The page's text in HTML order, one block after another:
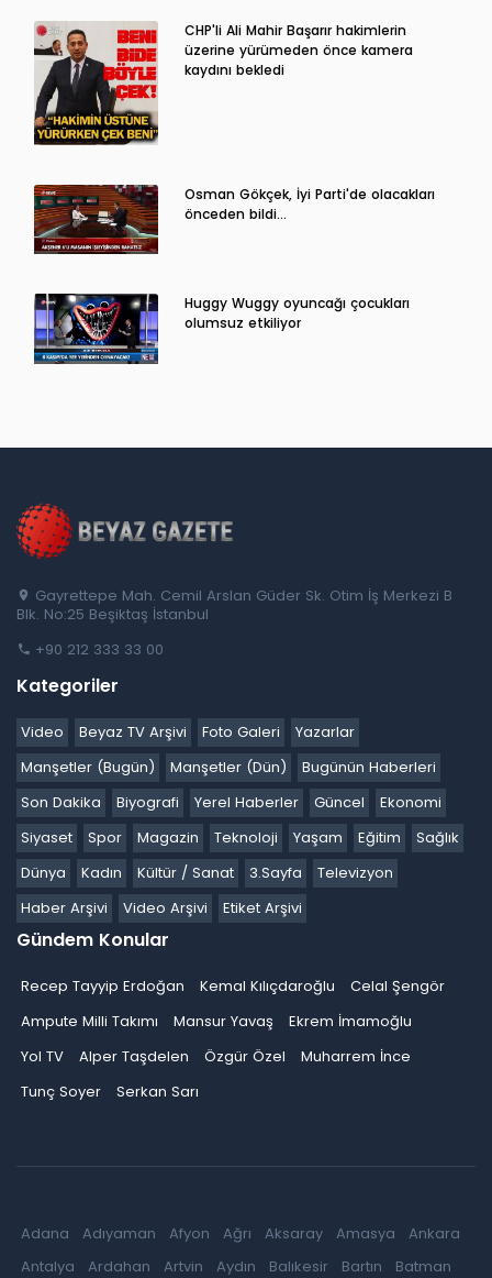
CHP'li Ali Mahir Başarır hakimlerin
üzerine yürümeden önce kamera
kaydını bekledi
Osman Gökçek, İyi Parti'de olacakları
önceden bildi...
Huggy Wuggy oyuncağı çocukları
olumsuz etkiliyor
Gayrettepe Mah. Cemil Arslan Güder Sk. Otim İş Merkezi B
Blk. No:25 Beşiktaş İstanbul
+90 212 333 33 00
Kategoriler
Video Beyaz TV Arşivi Foto Galeri
Yazarlar
Manşetler (Bugün)
Manşetler (Dün)
Bugünün Haberleri
Son Dakika
Biyografi Yerel Haberler Güncel
Ekonomi
Siyaset
Spor Magazin Teknoloji Yaşam Eğitim
Sağlık
Dünya
Kadın Kültür / Sanat 3.Sayfa
Televizyon
Haber Arşivi
Video Arşivi Etiket Arşivi
Gündem Konular
Recep Tayyip Erdoğan Kemal Kılıçdaroğlu
Celal Şengör
Ampute Milli Takımı
Mansur Yavaş
Ekrem İmamoğlu
Yol TV
Alper Taşdelen Özgür Özel
Muharrem İnce
Tunç Soyer
Serkan Sarı
Adana Adıyaman Afyon Ağrı Aksaray Amasya
Ankara
Antalya
Ardahan Artvin Aydın Balıkesir Bartın Batman